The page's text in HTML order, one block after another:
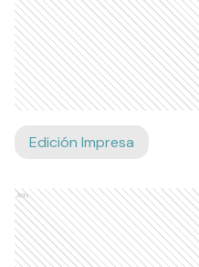
Edición Impresa
Ads